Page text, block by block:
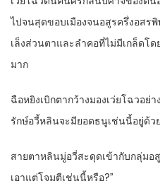
ไปจนสุดขอบเมืองจนอสูรครึ่งอสร
เล็งส่วนตาและลำคอที่ไม่มีเกล็ดโ
มาก
ฉือหยิงเบิกตากว้างมองเว่ยโฉวอย่
รักษ์อวี้หลินจะมียอดธนูเช่นนี้อยู่ด้ว
สายตาหลินมู่อวี่สะดุดเข้ากับกลุ่มอ
เอาแต่โจมตีเช่นนี้หรือ?”